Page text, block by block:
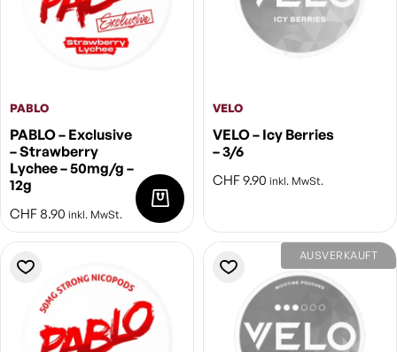
PABLO
PABLO – Exclusive
– Strawberry
Lychee – 50mg/g –
12g
CHF 8.90 inkl. MwSt.
VELO
VELO – Icy Berries
– 3/6
CHF9.90 inkl. MwSt.
AUSVERKAUFT